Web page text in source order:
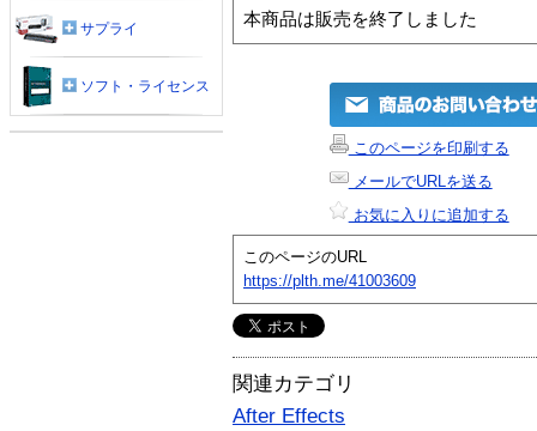
本商品は販売を終了しました
このページを印刷する
メールでURLを送る
お気に入りに追加する
このページのURL
https://plth.me/41003609
関連カテゴリ
After Effects
サプライ
ソフト・ライセンス